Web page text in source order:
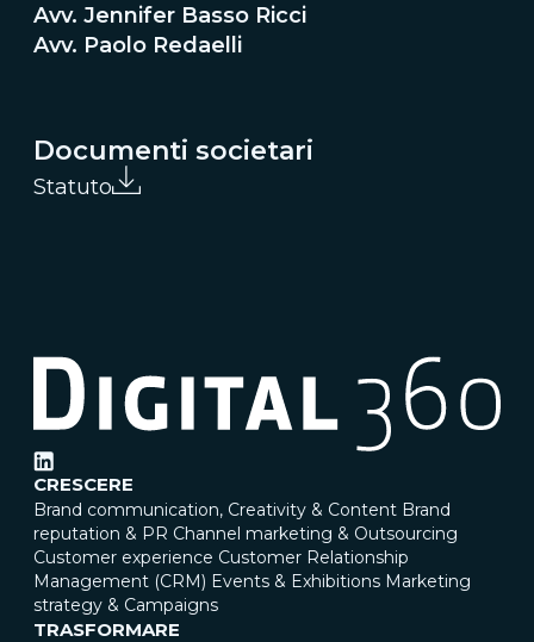
Avv. Jennifer Basso Ricci
Avv. Paolo Redaelli
Documenti societari
Statuto
CRESCERE
Brand communication, Creativity & Content Brand
reputation & PR Channel marketing & Outsourcing
Customer experience Customer Relationship
Management (CRM) Events & Exhibitions Marketing
strategy & Campaigns
TRASFORMARE